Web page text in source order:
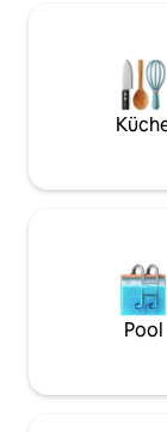
18 Minuten zum
fantastischen
den [Las Vegas
• 3 Minuten zum
Pool